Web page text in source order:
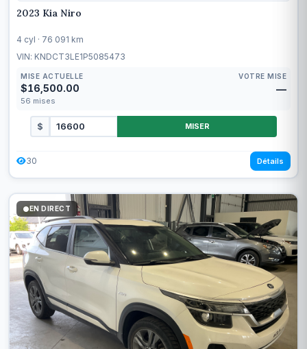
2023 Kia Niro
4 cyl · 76 091 km
VIN: KNDCT3LE1P5085473
MISE ACTUELLE
$16,500.00
56 mises
VOTRE MISE
—
$ MISER
30 Détails
EN DIRECT